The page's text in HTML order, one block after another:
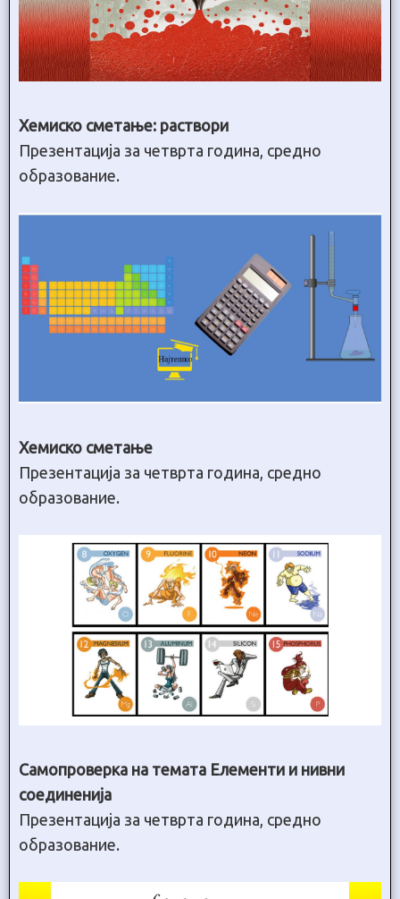
Хемиско сметање: раствори
Презентација за четврта година, средно
образование.
Хемиско сметање
Презентација за четврта година, средно
образование.
Самопроверка на темата Елементи и нивни
соединенија
Презентација за четврта година, средно
образование.